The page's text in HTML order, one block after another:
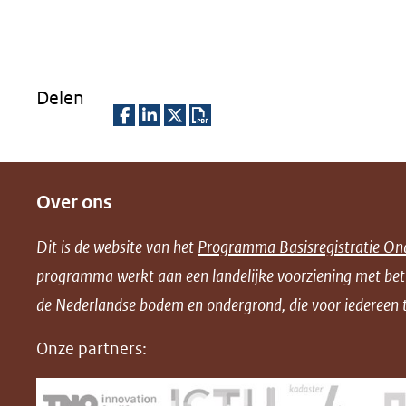
Delen
n
o
p
c
n
o
p
n
n
o
p
in
l
o
a
D
Over ons
Dit is de website van het Programma Basisregistratie
programma werkt aan een landelijke voorziening met
de Nederlandse bodem en ondergrond, die voor
Onze partners: